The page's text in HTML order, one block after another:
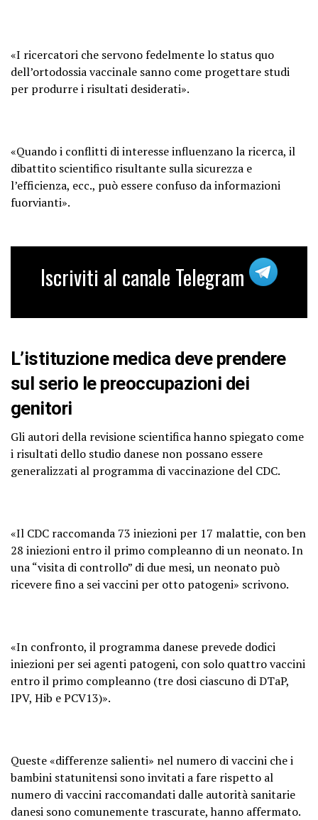
«I ricercatori che servono fedelmente lo status quo
dell’ortodossia vaccinale sanno come progettare studi
per produrre i risultati desiderati».
«Quando i conflitti di interesse influenzano la ricerca, il
dibattito scientifico risultante sulla sicurezza e
l’efficienza, ecc., può essere confuso da informazioni
fuorvianti».
Iscriviti al canale Telegram
L’istituzione medica deve prendere
sul serio le preoccupazioni dei
genitori
Gli autori della revisione scientifica hanno spiegato come
i risultati dello studio danese non possano essere
generalizzati al programma di vaccinazione del CDC.
«Il CDC raccomanda 73 iniezioni per 17 malattie, con ben
28 iniezioni entro il primo compleanno di un neonato. In
una “visita di controllo” di due mesi, un neonato può
ricevere fino a sei vaccini per otto patogeni» scrivono.
«In confronto, il programma danese prevede dodici
iniezioni per sei agenti patogeni, con solo quattro vaccini
entro il primo compleanno (tre dosi ciascuno di DTaP,
IPV, Hib e PCV13)».
Queste «differenze salienti» nel numero di vaccini che i
bambini statunitensi sono invitati a fare rispetto al
numero di vaccini raccomandati dalle autorità sanitarie
danesi sono comunemente trascurate, hanno affermato.